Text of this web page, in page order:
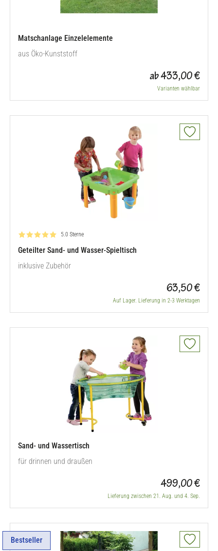
Matschanlage Einzelelemente
aus Öko-Kunststoff
ab 433,00 €
Varianten wählbar
Bewertung: 5.0 von 5
5.0 Sterne
Geteilter Sand- und Wasser-Spieltisch
inklusive Zubehör
63,50 €
Auf Lager. Lieferung in 2-3 Werktagen
Sand- und Wassertisch
für drinnen und draußen
499,00 €
Lieferung zwischen 21. Aug. und 4. Sep.
Bestseller